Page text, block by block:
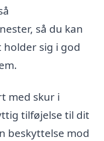
så du kan
sig i god
med skur i
tilføjelse til dit
beskyttelse mod